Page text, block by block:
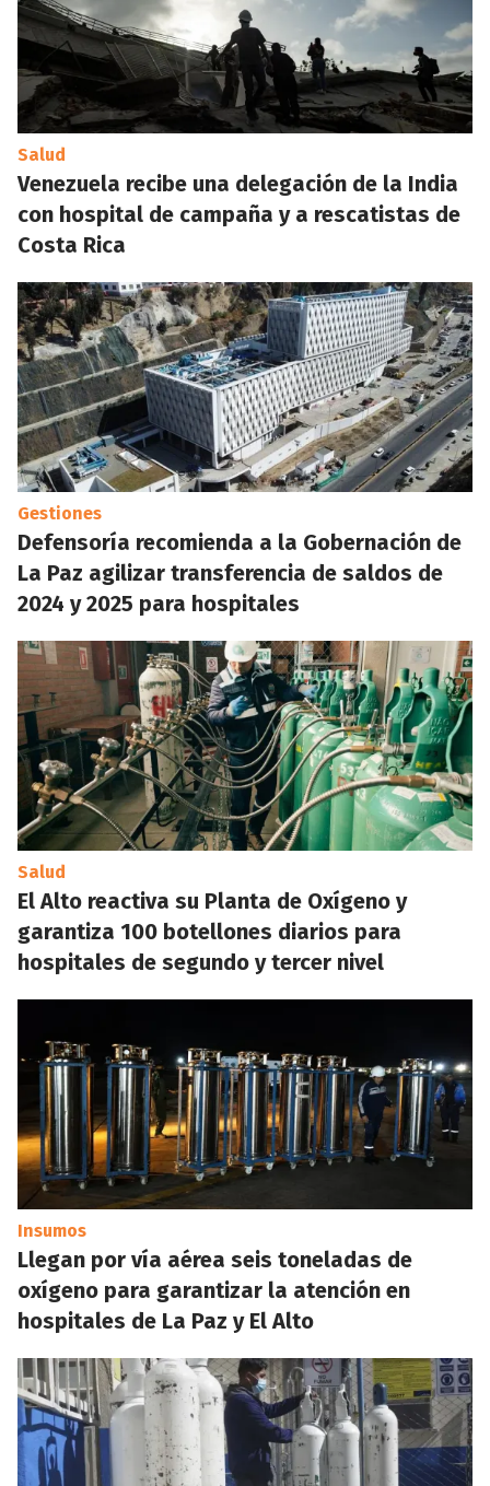
Salud
Venezuela recibe una delegación de la India
con hospital de campaña y a rescatistas de
Costa Rica
Gestiones
Defensoría recomienda a la Gobernación de
La Paz agilizar transferencia de saldos de
2024 y 2025 para hospitales
Salud
El Alto reactiva su Planta de Oxígeno y
garantiza 100 botellones diarios para
hospitales de segundo y tercer nivel
Insumos
Llegan por vía aérea seis toneladas de
oxígeno para garantizar la atención en
hospitales de La Paz y El Alto